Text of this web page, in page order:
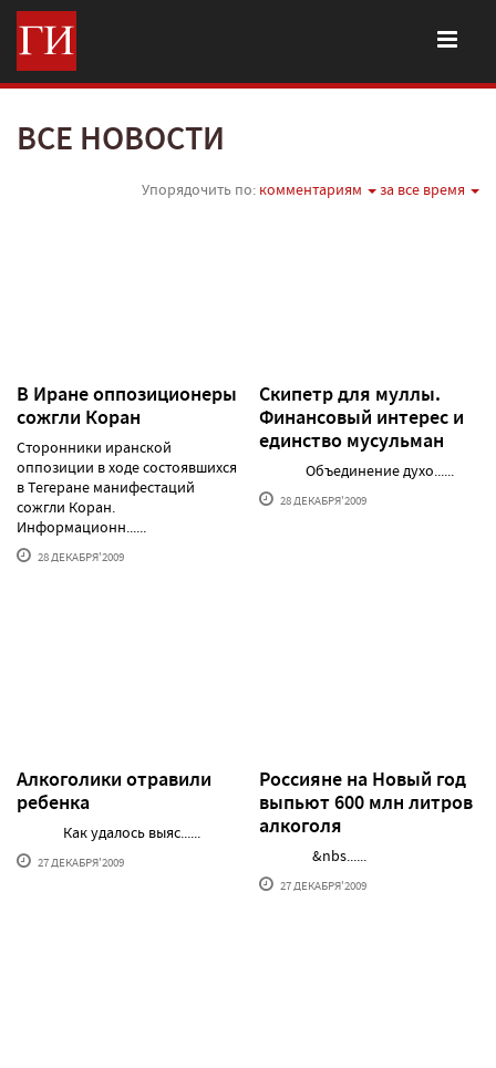
ВСЕ НОВОСТИ
Упорядочить по: комментариям за все время
В Иране оппозиционеры
сожгли Коран
Сторонники иранской
оппозиции в ходе состоявшихся
в Тегеране манифестаций
сожгли Коран.
Информационн......
28 ДЕКАБРЯ'2009
Скипетр для муллы.
Финансовый интерес и
единство мусульман
Объединение духо......
28 ДЕКАБРЯ'2009
Алкоголики отравили
ребенка
Как удалось выяс......
27 ДЕКАБРЯ'2009
Россияне на Новый год
выпьют 600 млн литров
алкоголя
&nbs......
27 ДЕКАБРЯ'2009